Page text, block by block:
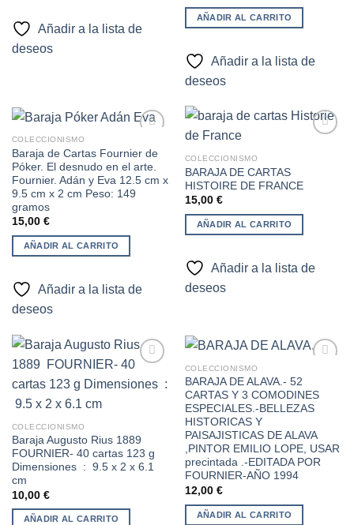
Añadir a la lista de
deseos
AÑADIR AL CARRITO
Añadir a la lista de
deseos
Añadir
a la
lista de
COLECCIONISMO
Baraja de Cartas Fournier de
Póker. El desnudo en el arte.
Fournier. Adán y Eva 12.5 cm x
9.5 cm x 2 cm Peso: 149
gramos
15,00 €
AÑADIR AL CARRITO
Añadir a la lista de
deseos
COLECCIONISMO
BARAJA DE CARTAS
HISTOIRE DE FRANCE
15,00 €
AÑADIR AL CARRITO
Añadir a la lista de
deseos
deseos
COLECCIONISMO
Baraja Augusto Rius 1889 ‎
FOURNIER- 40 cartas 123 g
Dimensiones ‏ : ‎ 9.5 x 2 x 6.1
cm
10,00 €
AÑADIR AL CARRITO
Añadir
a la
deseos
COLECCIONISMO
BARAJA DE ALAVA.- 52
CARTAS Y 3 COMODINES
ESPECIALES.-BELLEZAS
HISTORICAS Y
PAISAJISTICAS DE ALAVA
,PINTOR EMILIO LOPE, USAR
precintada .-EDITADA POR
FOURNIER-AÑO 1994
12,00 €
AÑADIR AL CARRITO